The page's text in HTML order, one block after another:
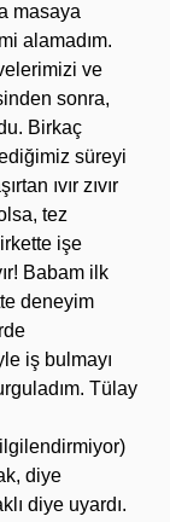
masaya
alamadım.
ve
sonra,
Birkaç
süreyi
ıvır zıvır
tez
işe
Babam ilk
deneyim
iş bulmayı
Tülay
diye
diye uyardı.